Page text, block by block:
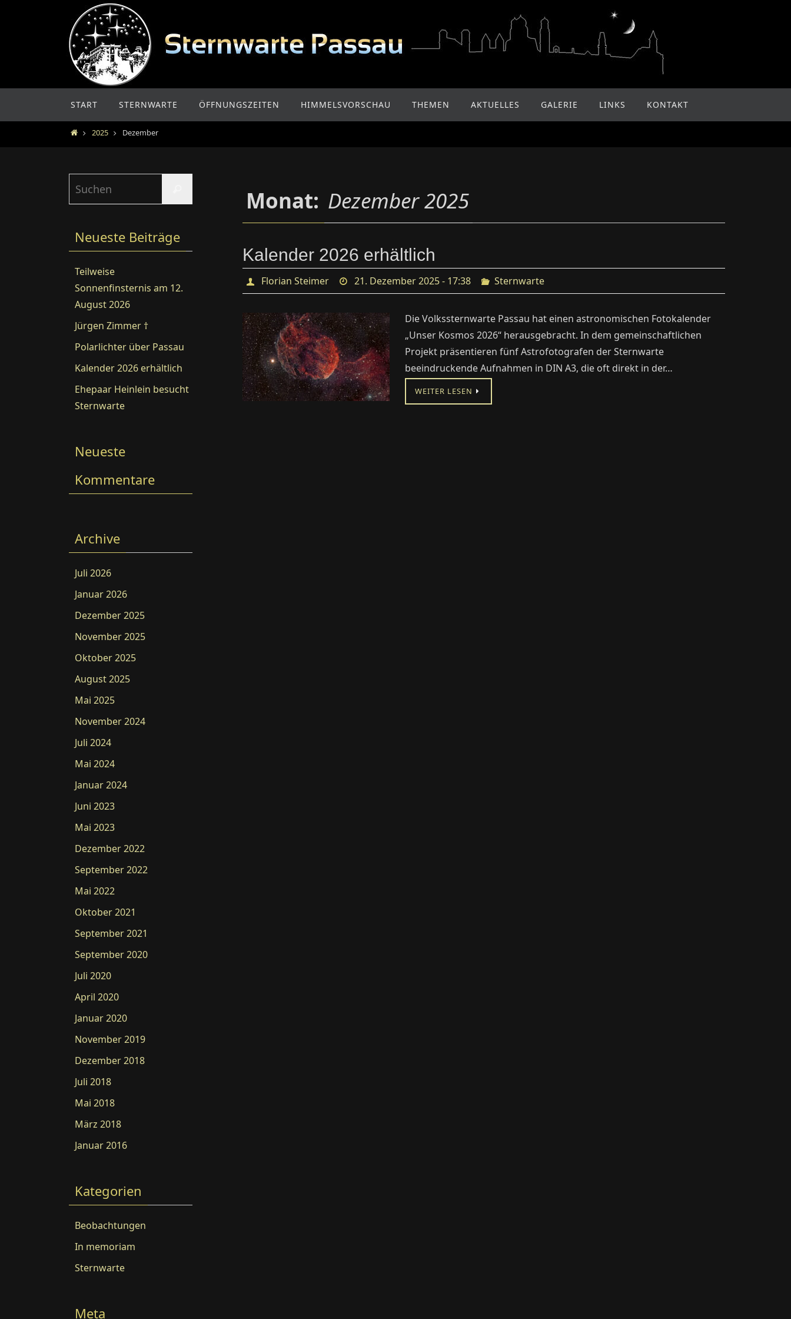
springen
START STERNWARTE ÖFFNUNGSZEITEN HIMMELSVORSCHAU THEMEN AKTUELLES GALERIE LINKS KONTAKT
Home2025 Dezember
Monat: Dezember 2025
Kalender 2026 erhältlich
Florian Steimer 21. Dezember 2025 - 17:38 Sternwarte
Die Volkssternwarte Passau hat einen astronomischen Fotokalender
„Unser Kosmos 2026“ herausgebracht. In dem gemeinschaftlichen
Projekt präsentieren fünf Astrofotografen der Sternwarte
beeindruckende Aufnahmen in DIN A3, die oft direkt in der…
WEITER LESEN
Neueste Beiträge
Teilweise
Sonnenfinsternis am 12.
August 2026
Jürgen Zimmer †
Polarlichter über Passau
Kalender 2026 erhältlich
Ehepaar Heinlein besucht
Sternwarte
Neueste
Kommentare
Archive
Juli 2026
Januar 2026
Dezember 2025
November 2025
Oktober 2025
August 2025
Mai 2025
November 2024
Juli 2024
Mai 2024
Januar 2024
Juni 2023
Mai 2023
Dezember 2022
September 2022
Mai 2022
Oktober 2021
September 2021
September 2020
Juli 2020
April 2020
Januar 2020
November 2019
Dezember 2018
Juli 2018
Mai 2018
März 2018
Januar 2016
Kategorien
Beobachtungen
In memoriam
Sternwarte
Meta